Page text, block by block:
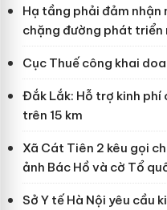
Hạ tầng phải đảm nhận
chặng đường phát triển
Cục Thuế công khai
Đắk Lắk: Hỗ trợ kinh phí
trên 15 km
Xã Cát Tiên 2 kêu gọi
ảnh Bác Hồ và cờ Tổ
Sở Y tế Hà Nội yêu cầu